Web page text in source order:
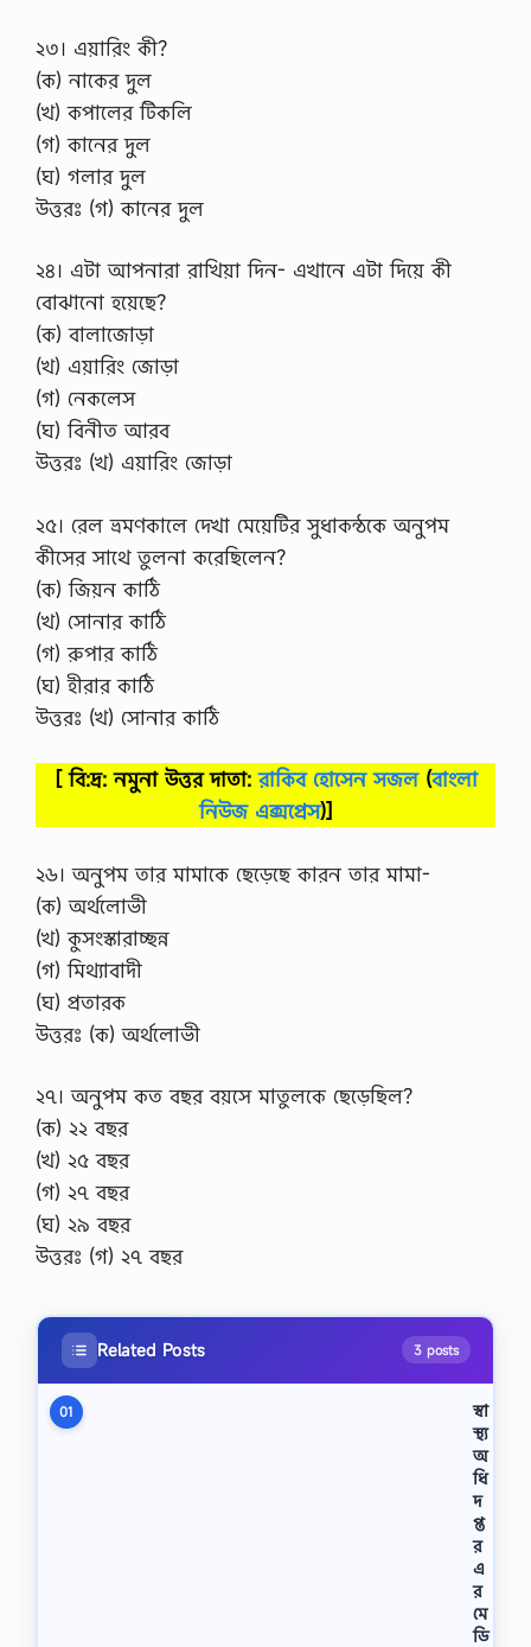
২৩। এয়ারিং কী?
(ক) নাকের দুল
(খ) কপালের টিকলি
(গ) কানের দুল
(ঘ) গলার দুল
উত্তরঃ (গ) কানের দুল
২৪। এটা আপনারা রাখিয়া দিন- এখানে এটা দিয়ে কী
বোঝানো হয়েছে?
(ক) বালাজোড়া
(খ) এয়ারিং জোড়া
(গ) নেকলেস
(ঘ) বিনীত আরব
উত্তরঃ (খ) এয়ারিং জোড়া
২৫। রেল ভ্রমণকালে দেখা মেয়েটির সুধাকন্ঠকে অনুপম
কীসের সাথে তুলনা করেছিলেন?
(ক) জিয়ন কাঠি
(খ) সোনার কাঠি
(গ) রুপার কাঠি
(ঘ) হীরার কাঠি
উত্তরঃ (খ) সোনার কাঠি
[ বি:দ্র: নমুনা উত্তর দাতা:রাকিব হোসেন সজল(বাংলা
নিউজ এক্সপ্রেস)]
২৬। অনুপম তার মামাকে ছেড়েছে কারন তার মামা-
(ক) অর্থলোভী
(খ) কুসংস্কারাচ্ছন্ন
(গ) মিথ্যাবাদী
(ঘ) প্রতারক
উত্তরঃ (ক) অর্থলোভী
২৭। অনুপম কত বছর বয়সে মাতুলকে ছেড়েছিল?
(ক) ২২ বছর
(খ) ২৫ বছর
(গ) ২৭ বছর
(ঘ) ২৯ বছর
উত্তরঃ (গ) ২৭ বছর
Related Posts 3 posts
01
স্বা
স্থ্য
অ
ধি
দ
প্ত
র
এ
র
মে
ডি